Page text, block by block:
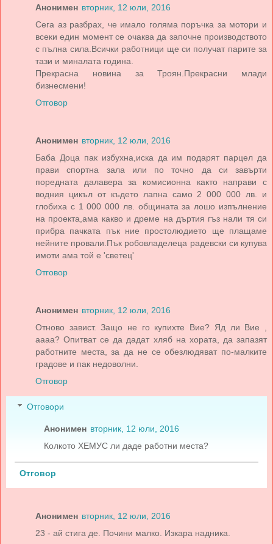
Анонимен вторник, 12 юли, 2016
Сега аз разбрах, че имало голяма поръчка за мотори и
всеки един момент се очаква да започне производството
с пълна сила.Всички работници ще си получат парите за
тази и миналата година.
Прекрасна новина за Троян.Прекрасни млади
бизнесмени!
Отговор
Анонимен вторник, 12 юли, 2016
Баба Доца пак избухна,иска да им подарят парцел да
прави спортна зала или по точно да си завърти
поредната далавера за комисионна както направи с
водния цикъл от където лапна само 2 000 000 лв. и
глобиха с 1 000 000 лв. общината за лошо изпълнение
на проекта,ама какво и дреме на дъртия гъз нали тя си
прибра пачката пък ние простолюдието ще плащаме
нейните провали.Пък робовладелеца радевски си купува
имоти ама той е 'светец'
Отговор
Анонимен вторник, 12 юли, 2016
Отново завист. Защо не го купихте Вие? Яд ли Вие ,
аааа? Опитват се да дадат хляб на хората, да запазят
работните места, за да не се обезлюдяват по-малките
градове и пак недоволни.
Отговор
Отговори
Анонимен вторник, 12 юли, 2016
Колкото ХЕМУС ли даде работни места?
Отговор
Анонимен вторник, 12 юли, 2016
23 - ай стига де. Почини малко. Изкара надника.